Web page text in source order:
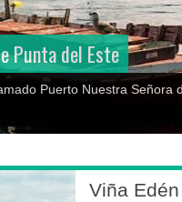
Candelaria, fue
Viña Edén